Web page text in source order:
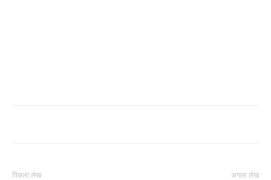
पिछला लेख अगला लेख